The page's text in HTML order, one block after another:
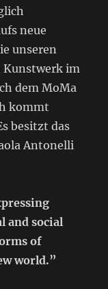
neue
unseren
Kunstwerk im
dem MoMa
kommt
besitzt das
Antonelli
and social
of
world.”